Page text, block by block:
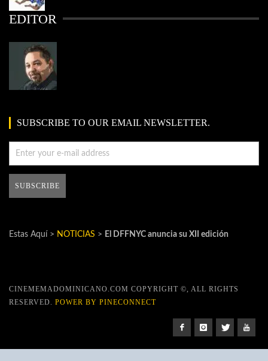
EDITOR
SUBSCRIBE TO OUR EMAIL NEWSLETTER.
Estas Aquí > NOTICIAS > El DFFNYC anuncia su XII edición
CINEMEMADOMINICANO.COM COPYRIGHT ©, ALL RIGHTS
RESERVED. POWER BY PINECONNECT